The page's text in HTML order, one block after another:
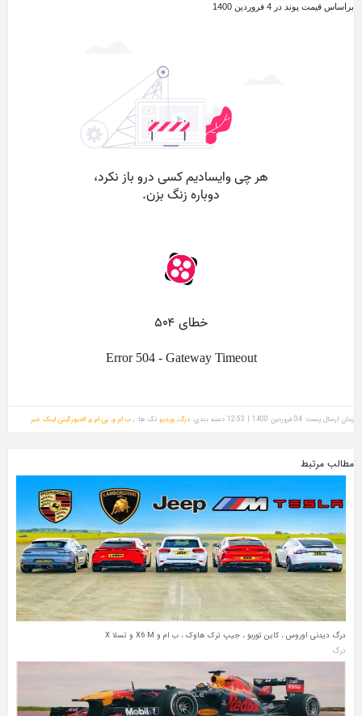
براساس قیمت پوند در 4 فروردین 1400
زمان ارسال پست: 04 فروردین 1400 | 12:53 دسته بندی: درگ, ویدیو تگ ها: , ب ام و, بی ام و, لامبورگینی لینک خبر
مطالب مرتبط
درگ دیدنی اوروس ، کاین توربو ، جیپ ترک‌ هاوک ، ب‌ ام‌ و X6 M و تسلا X
درگ